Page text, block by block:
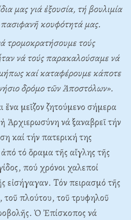
μας γιά ἐξουσία, τή βουλιμία
κουφότητά μας.
τρομοκρατήσουμε τούς
νά τούς παρακαλούσαμε νά
καί καταφέρουμε κάποτε
δρόμο τῶν Ἀποστόλων».
ἕνα μεῖζον ζητούμενο σήμερα
Ἀρχιερωσύνη νά ξαναβρεῖ τήν
καί τήν πατερική της
τό ὅραμα τῆς αἴγλης τῆς
πού χρόνοι χαλεποί
εἰσήγαγαν. Tόν πειρασμό τῆς
τοῦ πλούτου, τοῦ τρυφηλοῦ
Ὁ Ἐπίσκοπος νά